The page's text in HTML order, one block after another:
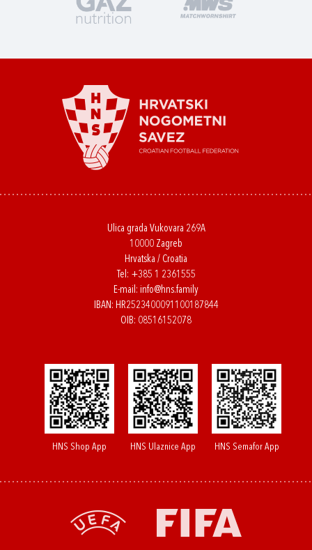
Ulica grada Vukovara 269A
10000 Zagreb
Hrvatska / Croatia
Tel: +385 1 2361555
E-mail: info@hns.family
IBAN: HR2523400091100187844
OIB: 08516152078
HNS Shop App HNS Ulaznice App HNS Semafor App